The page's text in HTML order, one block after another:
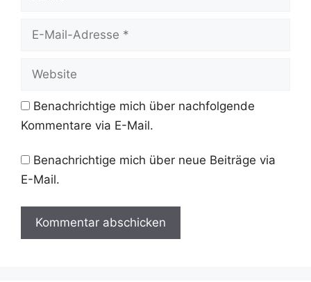
Mail-
Benachrichtige mich über nachfolgende
Kommentare via E-Mail.
Benachrichtige mich über neue Beiträge via
E-Mail.